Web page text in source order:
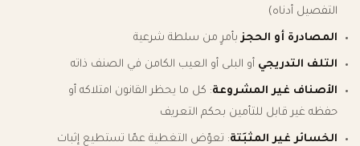
التفصيل أدناه)
المصادرة أو الحجزبأمرٍ من سلطة شرعية
التلف التدريجي أو البلى أو العيب الكامن في الصنف ذاته
الأصناف غير المشروعة: كل ما يحظر القانون امتلاكه أو
حفظه غير قابل للتأمين بحكم التعريف
الخسائر غير المثبَتة: تعوّض التغطية عمّا تستطيع إثبات